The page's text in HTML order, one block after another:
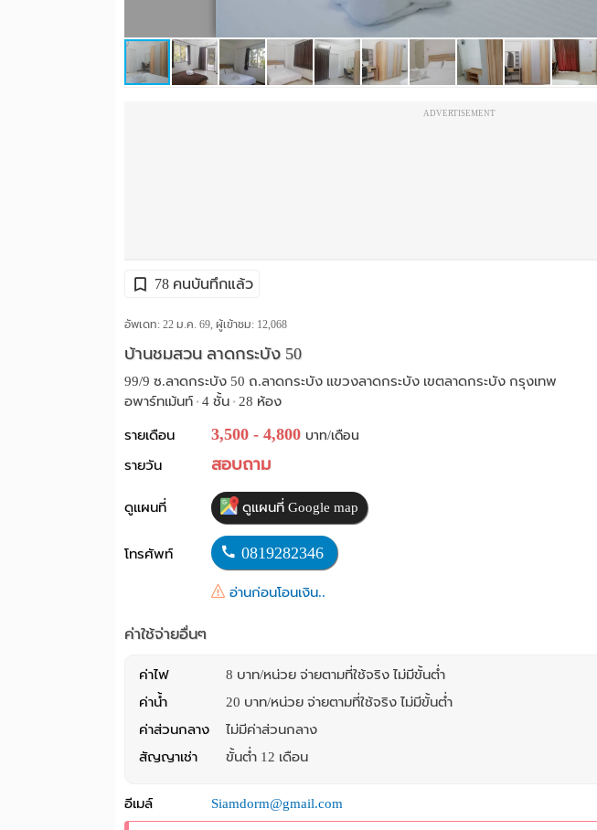
ADVERTISEMENT
78 คนบันทึกแล้ว
อัพเดท: 22 ม.ค. 69, ผู้เข้าชม: 12,068
บ้านชมสวน ลาดกระบัง 50
99/9 ซ.ลาดกระบัง 50 ถ.ลาดกระบัง แขวงลาดกระบัง เขตลาดกระบัง กรุงเทพ
อพาร์ทเม้นท์ • 4 ชั้น • 28 ห้อง
รายเดือน 3,500 - 4,800 บาท/เดือน
รายวัน สอบถาม
ดูแผนที่ ดูแผนที่ Google map
โทรศัพท์ 0819282346
อ่านก่อนโอนเงิน..
ค่าใช้จ่ายอื่นๆ
ค่าไฟ
8 บาท/หน่วย จ่ายตามที่ใช้จริง ไม่มีขั้นต่ำ
ค่าน้ำ
20 บาท/หน่วย จ่ายตามที่ใช้จริง ไม่มีขั้นต่ำ
ค่าส่วนกลาง
ไม่มีค่าส่วนกลาง
สัญญาเช่า
ขั้นต่ำ 12 เดือน
อีเมล์ Siamdorm@gmail.com